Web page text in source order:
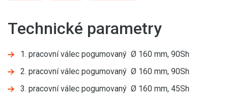
Technické parametry
1. pracovní válec pogumovaný Ø 160 mm, 90Sh
2. pracovní válec pogumovaný Ø 160 mm, 90Sh
3. pracovní válec pogumovaný Ø 160 mm, 45Sh